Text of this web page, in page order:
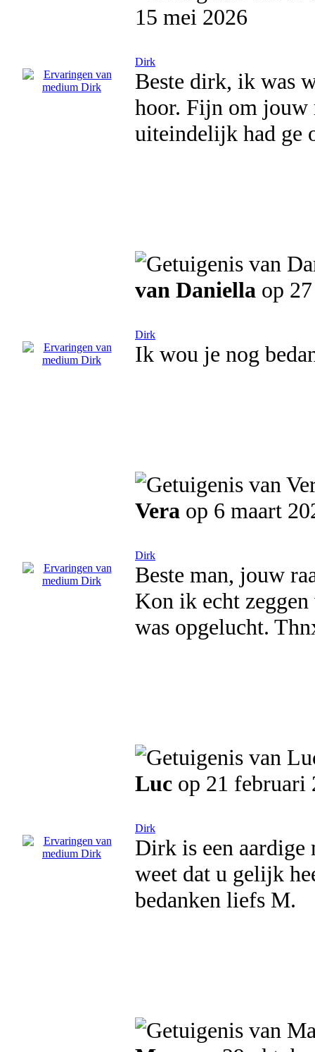
15 mei 2026
Dirk
Beste dirk, ik was
hoor. Fijn om jouw
uiteindelijk had ge
van Daniella op
Dirk
Ik wou je nog
Vera op 6 maart
Dirk
Beste man, jouw
Kon ik echt
was opgelucht.
Luc op 21 februari
Dirk
Dirk is een
weet dat u gelijk
bedanken liefs M.